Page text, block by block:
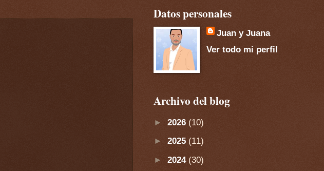
Datos personales
Juan y Juana
Ver todo mi perfil
Archivo del blog
► 2026 (10)
► 2025 (11)
► 2024 (30)